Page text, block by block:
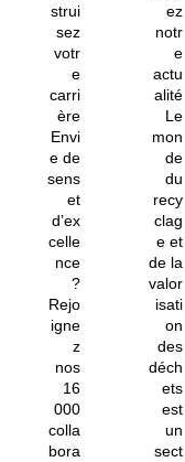
strui
sez
votr
e
carri
ère
Envi
e de
sens
et
d’ex
celle
nce
?
Rejo
igne
z
nos
16
000
colla
bora
ez
notr
e
actu
alité
Le
mon
de
du
recy
clag
e et
de la
valor
isati
on
des
déch
ets
est
un
sect